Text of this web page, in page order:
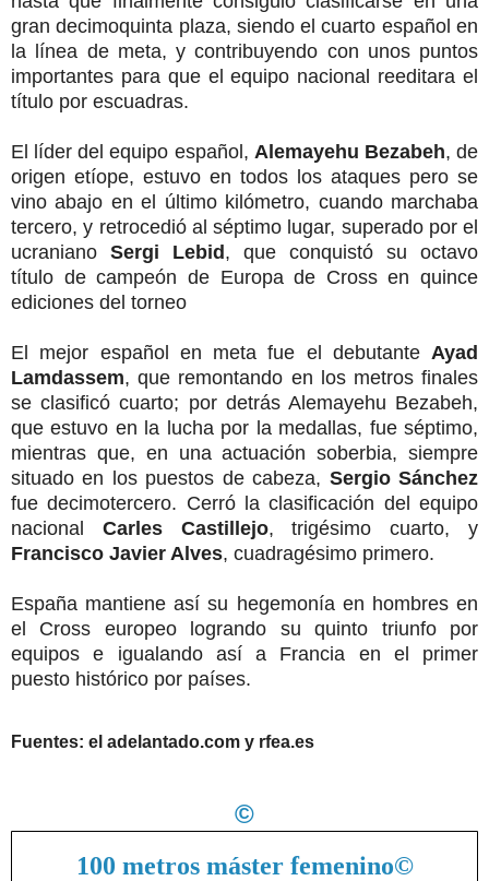
gran decimoquinta plaza, siendo el cuarto español en
la línea de meta, y contribuyendo con unos puntos
importantes para que el equipo nacional reeditara el
título por escuadras.
El líder del equipo español, Alemayehu Bezabeh, de
origen etíope, estuvo en todos los ataques pero se
vino abajo en el último kilómetro, cuando marchaba
tercero, y retrocedió al séptimo lugar, superado por el
ucraniano Sergi Lebid, que conquistó su octavo
título de campeón de Europa de Cross en quince
ediciones del torneo
El mejor español en meta fue el debutante Ayad
Lamdassem, que remontando en los metros finales
se clasificó cuarto; por detrás Alemayehu Bezabeh,
que estuvo en la lucha por la medallas, fue séptimo,
mientras que, en una actuación soberbia, siempre
situado en los puestos de cabeza, Sergio Sánchez
fue decimotercero. Cerró la clasificación del equipo
nacional Carles Castillejo, trigésimo cuarto, y
Francisco Javier Alves, cuadragésimo primero.
España mantiene así su hegemonía en hombres en
el Cross europeo logrando su quinto triunfo por
equipos e igualando así a Francia en el primer
puesto histórico por países.
Fuentes: el adelantado.com y rfea.es
©
100 metros máster femenino©